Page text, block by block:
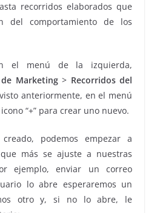
recorridos elaborados que
del comportamiento de los
el menú de la izquierda,
Marketing> Recorridos del
anteriormente, en el menú
“+” para crear uno nuevo.
podemos empezar a
más se ajuste a nuestras
ejemplo, enviar un correo
lo abre esperaremos un
otro y, si no lo abre, le